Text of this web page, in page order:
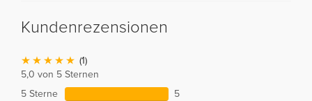
Kundenrezensionen
(1)
5,0 von 5 Sternen
5 Sterne
5